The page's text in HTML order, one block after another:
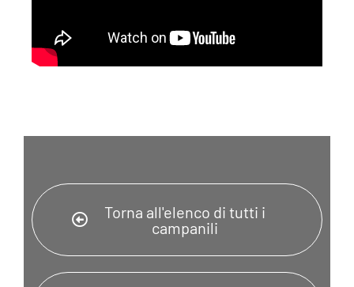
Torna all'elenco di tutti i
campanili